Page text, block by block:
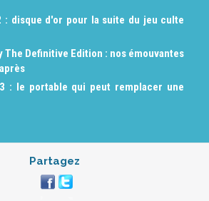
: disque d'or pour la suite du jeu culte
The Definitive Edition : nos émouvantes
: le portable qui peut remplacer une
Partagez